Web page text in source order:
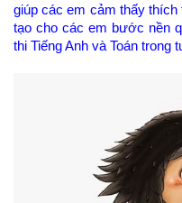
giúp các em cảm thấy thích
tạo cho các em bước nền
thi Tiếng Anh và Toán trong